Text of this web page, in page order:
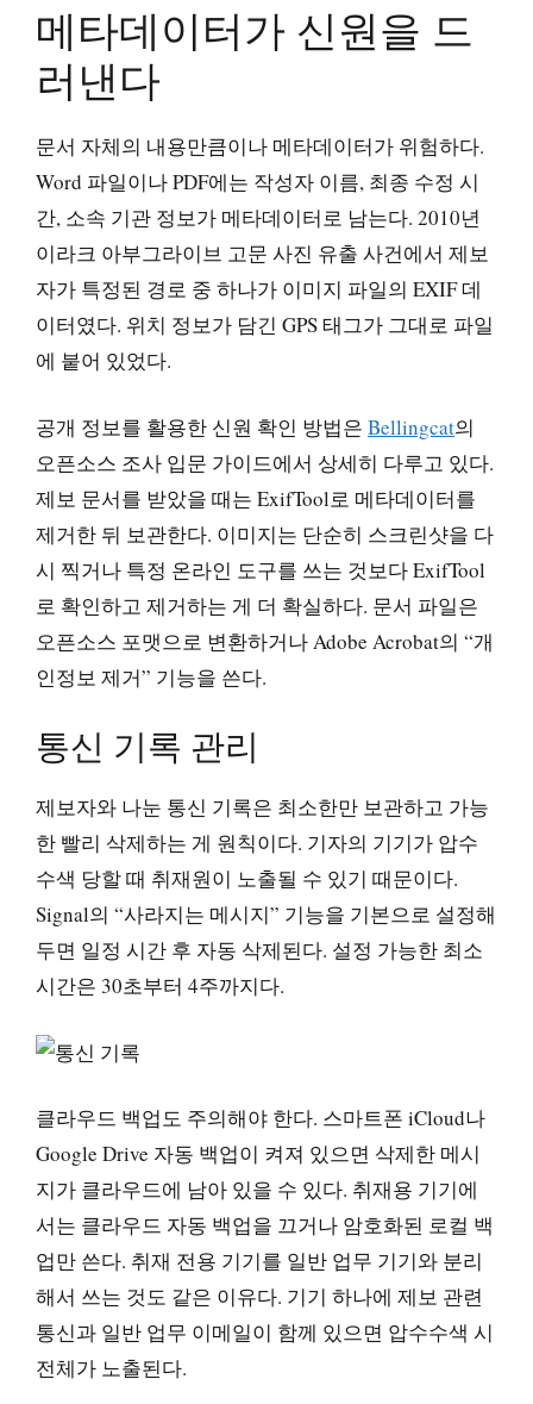
메타데이터가 신원을 드
러낸다
문서 자체의 내용만큼이나 메타데이터가 위험하다.
Word 파일이나 PDF에는 작성자 이름, 최종 수정 시
간, 소속 기관 정보가 메타데이터로 남는다. 2010년
이라크 아부그라이브 고문 사진 유출 사건에서 제보
자가 특정된 경로 중 하나가 이미지 파일의 EXIF 데
이터였다. 위치 정보가 담긴 GPS 태그가 그대로 파일
에 붙어 있었다.
공개 정보를 활용한 신원 확인 방법은 Bellingcat의
오픈소스 조사 입문 가이드에서 상세히 다루고 있다.
제보 문서를 받았을 때는 ExifTool로 메타데이터를
제거한 뒤 보관한다. 이미지는 단순히 스크린샷을 다
시 찍거나 특정 온라인 도구를 쓰는 것보다 ExifTool
로 확인하고 제거하는 게 더 확실하다. 문서 파일은
오픈소스 포맷으로 변환하거나 Adobe Acrobat의 “개
인정보 제거” 기능을 쓴다.
통신 기록 관리
제보자와 나눈 통신 기록은 최소한만 보관하고 가능
한 빨리 삭제하는 게 원칙이다. 기자의 기기가 압수
수색 당할 때 취재원이 노출될 수 있기 때문이다.
Signal의 “사라지는 메시지” 기능을 기본으로 설정해
두면 일정 시간 후 자동 삭제된다. 설정 가능한 최소
시간은 30초부터 4주까지다.
클라우드 백업도 주의해야 한다. 스마트폰 iCloud나
Google Drive 자동 백업이 켜져 있으면 삭제한 메시
지가 클라우드에 남아 있을 수 있다. 취재용 기기에
서는 클라우드 자동 백업을 끄거나 암호화된 로컬 백
업만 쓴다. 취재 전용 기기를 일반 업무 기기와 분리
해서 쓰는 것도 같은 이유다. 기기 하나에 제보 관련
통신과 일반 업무 이메일이 함께 있으면 압수수색 시
전체가 노출된다.